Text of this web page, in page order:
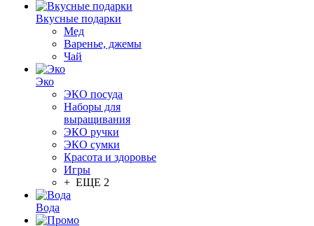
Вкусные подарки
Мед
Варенье, джемы
Чай
Эко
ЭКО посуда
Наборы для
выращивания
ЭКО ручки
ЭКО сумки
Красота и здоровье
Игры
+ ЕЩЕ 2
Вода